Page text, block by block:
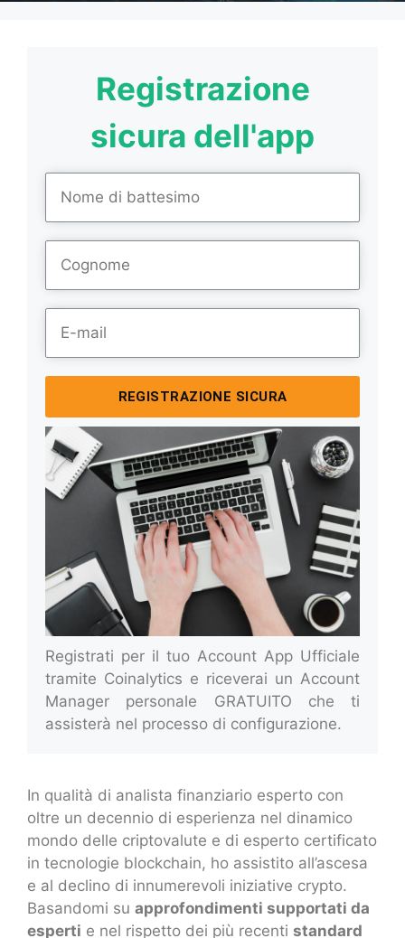
Registrati per il tuo Account App Ufficiale
tramite Coinalytics e riceverai un Account
Manager personale GRATUITO che ti
assisterà nel processo di configurazione.
Registrazione
sicura dell'app
REGISTRAZIONE SICURA
In qualità di analista finanziario esperto con
oltre un decennio di esperienza nel dinamico
mondo delle criptovalute e di esperto certificato
in tecnologie blockchain, ho assistito all’ascesa
e al declino di innumerevoli iniziative crypto.
Basandomi su approfondimenti supportati da
esperti e nel rispetto dei più recenti standard